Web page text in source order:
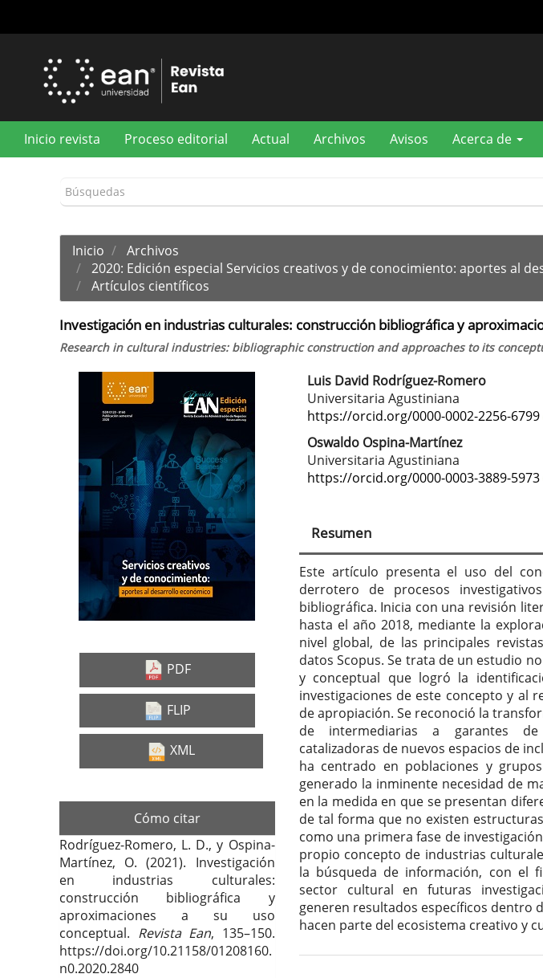
principal
Inicio revista Proceso editorial Actual Archivos Avisos Acerca de
Inicio
Archivos
2020: Edición especial Servicios creativos y de conocimiento: aportes al
Artículos científicos
Investigación en industrias culturales: construcción bibliográfica y
Research in cultural industries: bibliographic construction and approaches to its
Barra
lateral
del
artículo
PDF
FLIP
XML
Cómo citar
Rodríguez-Romero, L. D., y Ospina-
Martínez, O. (2021). Investigación
en industrias culturales:
construcción bibliográfica y
aproximaciones a su uso
conceptual. Revista Ean, 135–150.
https://doi.org/10.21158/01208160.
n0.2020.2840
Contenido
principal
del
artículo
Luis David Rodríguez-Romero
Universitaria Agustiniana
https://orcid.org/0000-0002-2256-6799
Oswaldo Ospina-Martínez
Universitaria Agustiniana
https://orcid.org/0000-0003-3889-5973
Resumen
Este artículo presenta el uso del
derrotero de procesos
bibliográfica. Inicia con una revisión
hasta el año 2018, mediante la
nivel global, de las principales
datos Scopus. Se trata de un estudio
y conceptual que logró la
investigaciones de este concepto y al
de apropiación. Se reconoció la
de intermediarias a garantes de
catalizadoras de nuevos espacios de
ha centrado en poblaciones y
generado la inminente necesidad de
en la medida en que se presentan
de tal forma que no existen
como una primera fase de
propio concepto de industrias
la búsqueda de información, con el
sector cultural en futuras
generen resultados específicos dentro
hacen parte del ecosistema creativo y